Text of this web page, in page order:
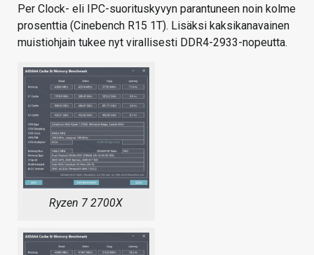
Per Clock- eli IPC-suorituskyvyn parantuneen noin kolme
prosenttia (Cinebench R15 1T). Lisäksi kaksikanavainen
muistiohjain tukee nyt virallisesti DDR4-2933-nopeutta.
Ryzen 7 2700X